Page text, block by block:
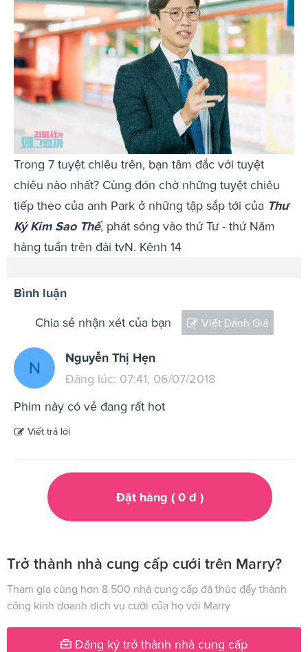
Trong 7 tuyệt chiêu trên, bạn tâm đắc với tuyệt
chiêu nào nhất? Cùng đón chờ những tuyệt chiêu
tiếp theo của anh Park ở những tập sắp tới của Thư
Ký Kim Sao Thế, phát sóng vào thứ Tư - thứ Năm
hàng tuần trên đài tvN. Kênh 14
Bình luận
Chia sẻ nhận xét của bạn Viết Đánh Giá
N
Nguyễn Thị Hẹn
Đăng lúc: 07:41, 06/07/2018
Phim này có vẻ đang rất hot
Viết trả lời
Đặt hàng ( 0đ )
Trở thành nhà cung cấp cưới trên Marry?
Tham gia cùng hơn 8.500 nhà cung cấp đã thúc đẩy thành
công kinh doanh dịch vụ cưới của họ với Marry
Đăng ký trở thành nhà cung cấp